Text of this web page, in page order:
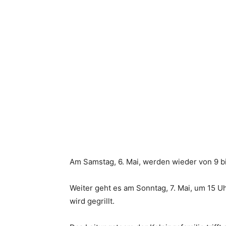
Am Samstag, 6. Mai, werden wieder von 9
Weiter geht es am Sonntag, 7. Mai, um 15
wird gegrillt.